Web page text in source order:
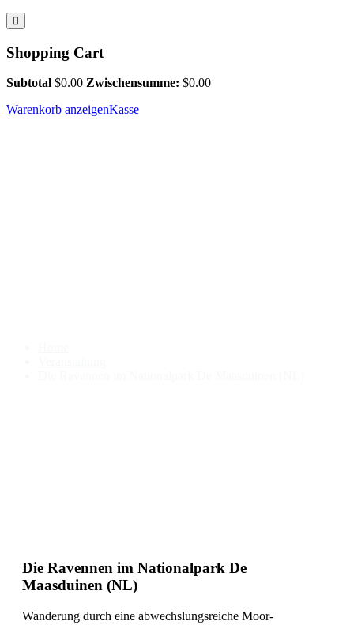
Shopping Cart
Subtotal $0.00 Zwischensumme: $0.00
Warenkorb anzeigenKasse
Die Ravennen im Nationalpark De
Maasduinen (NL)
Wanderung durch eine abwechslungsreiche Moor-